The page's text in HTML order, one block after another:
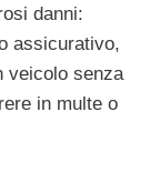
danni:
assicurativo,
veicolo senza
in multe o